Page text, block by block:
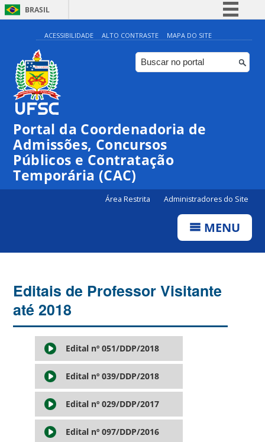
BRASIL
Simplifique!
Comunica BR
Participe
Canais
ACESSIBILIDADE ALTO CONTRASTE MAPA DO SITE
Portal da Coordenadoria de
Admissões, Concursos
Públicos e Contratação
Temporária (CAC)
Área Restrita Administradores do Site
MENU
Editais de Professor Visitante
até 2018
Edital nº 051/DDP/2018
Edital nº 039/DDP/2018
Edital nº 029/DDP/2017
Edital nº 097/DDP/2016